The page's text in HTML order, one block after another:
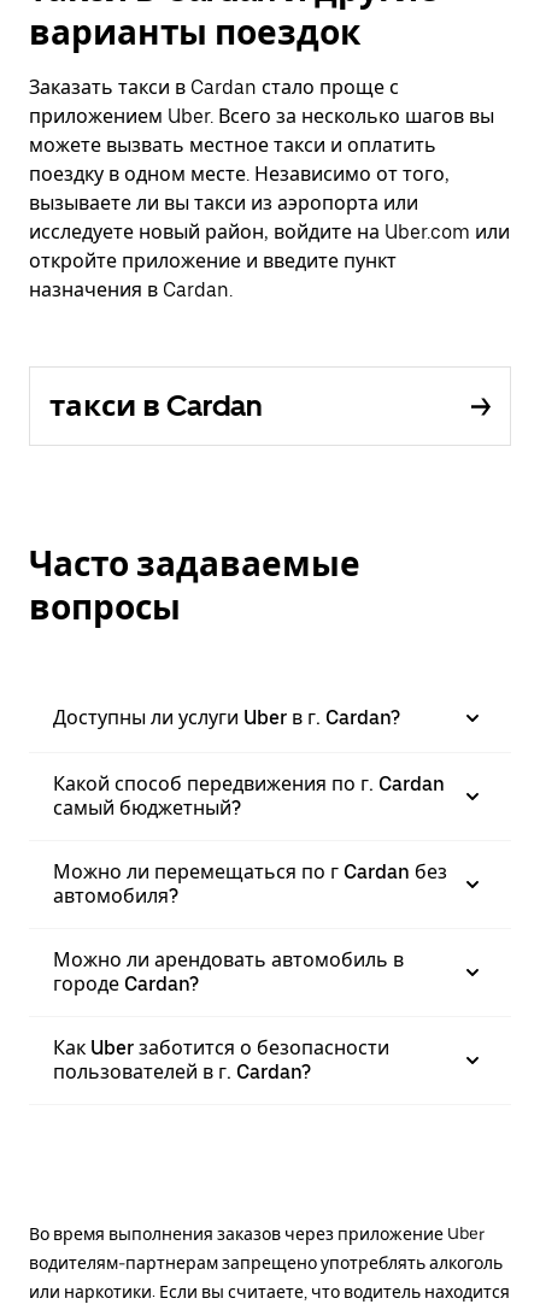
варианты поездок
Заказать такси в Cardan стало проще с
приложением Uber. Всего за несколько шагов вы
можете вызвать местное такси и оплатить
поездку в одном месте. Независимо от того,
вызываете ли вы такси из аэропорта или
исследуете новый район, войдите на Uber.com или
откройте приложение и введите пункт
назначения в Cardan.
такси в Cardan
Часто задаваемые
вопросы
Доступны ли услуги Uber в г. Cardan?
Какой способ передвижения по г. Cardan
самый бюджетный?
Можно ли перемещаться по г Cardan без
автомобиля?
Можно ли арендовать автомобиль в
городе Cardan?
Как Uber заботится о безопасности
пользователей в г. Cardan?
Во время выполнения заказов через приложение Uber
водителям-партнерам запрещено употреблять алкоголь
или наркотики. Если вы считаете, что водитель находится